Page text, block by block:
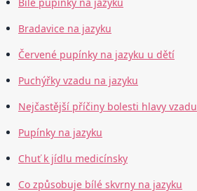
Bílé pupínky na jazyku
Bradavice na jazyku
Červené pupínky na jazyku u dětí
Puchýřky vzadu na jazyku
Nejčastější příčiny bolesti hlavy vzadu
Pupínky na jazyku
Chuť k jídlu medicínsky
Co způsobuje bílé skvrny na jazyku